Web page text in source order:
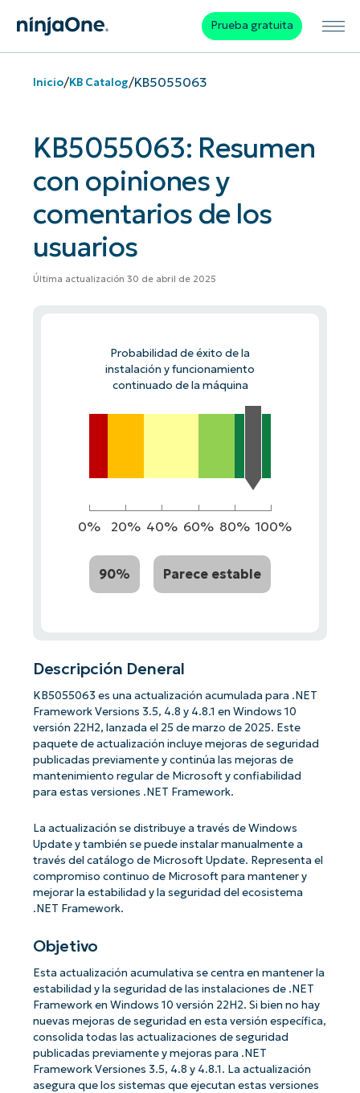
Prueba gratuita
Inicio/KB Catalog/KB5055063
KB5055063: Resumen
con opiniones y
comentarios de los
usuarios
Última actualización 30 de abril de 2025
Probabilidad de éxito de la
instalación y funcionamiento
continuado de la máquina
0% 20% 40% 60% 80% 100%
90% Parece estable
Descripción Deneral
KB5055063 es una actualización acumulada para .NET
Framework Versions 3.5, 4.8 y 4.8.1 en Windows 10
versión 22H2, lanzada el 25 de marzo de 2025. Este
paquete de actualización incluye mejoras de seguridad
publicadas previamente y continúa las mejoras de
mantenimiento regular de Microsoft y confiabilidad
para estas versiones .NET Framework.
La actualización se distribuye a través de Windows
Update y también se puede instalar manualmente a
través del catálogo de Microsoft Update. Representa el
compromiso continuo de Microsoft para mantener y
mejorar la estabilidad y la seguridad del ecosistema
.NET Framework.
Objetivo
Esta actualización acumulativa se centra en mantener la
estabilidad y la seguridad de las instalaciones de .NET
Framework en Windows 10 versión 22H2. Si bien no hay
nuevas mejoras de seguridad en esta versión específica,
consolida todas las actualizaciones de seguridad
publicadas previamente y mejoras para .NET
Framework Versiones 3.5, 4.8 y 4.8.1. La actualización
asegura que los sistemas que ejecutan estas versiones